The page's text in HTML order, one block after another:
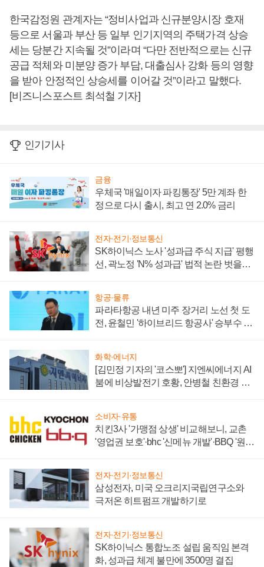
한국감정원 관계자는 “정비사업과 신규분양시장 호재
등으로 서울과 부산 등 일부 인기지역의 주택가격 상승
세는 당분간 지속될 것”이라며 “다만 전반적으로는 신규
공급 적체와 미분양 증가 부담, 대출심사 강화 등의 영향
을 받아 안정적인 상승세를 이어갈 것”이라고 말했다.
[비즈니스포스트 최석철 기자]
인기기사
금융
우체국 '매일이자 파킹통장' 5만 계좌 한
정으로 다시 출시, 최고 연 2.0% 금리
전자·전기·정보통신
SK하이닉스 노사 '성과급 주식 지급' 평행
선, 곽노정 'N% 성과급' 법적 논란 벗을지
항공·물류
파라타항공 내년 미주 장거리 노선 첫 도
전, 윤철민 '하이브리드 항공사' 승부수 통
화학·에너지
[김민정 기자의 '코스뽀'] 지엔씨에너지 AI
붐에 비상발전기 호황, 안병철 친환경 에
소비자·유통
치킨3사 '가맹점 상생' 비교해보니, 교촌
'영업권 보호'·bhc '신메뉴 개발'·BBQ '원가
전자·전기·정보통신
삼성전자, 미국 오크리지국립연구소와
극저온 히트펌프 개발하기로
전자·전기·정보통신
SK하이닉스 통합노조 설립 움직임 본격
화, 성과급 체계 불만에 3500명 결집